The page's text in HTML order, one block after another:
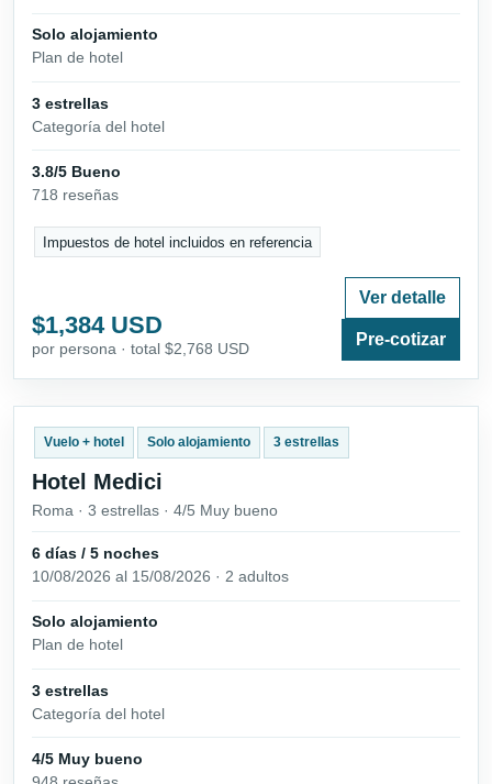
Solo alojamiento
Plan de hotel
3 estrellas
Categoría del hotel
3.8/5 Bueno
718 reseñas
Impuestos de hotel incluidos en referencia
$1,384 USD
por persona · total $2,768 USD
Ver detalle
Pre-cotizar
Vuelo + hotel Solo alojamiento 3 estrellas
Hotel Medici
Roma · 3 estrellas · 4/5 Muy bueno
6 días / 5 noches
10/08/2026 al 15/08/2026 · 2 adultos
Solo alojamiento
Plan de hotel
3 estrellas
Categoría del hotel
4/5 Muy bueno